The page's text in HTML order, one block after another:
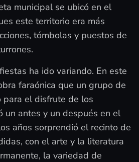
municipal se ubicó en el
este territorio era más
tómbolas y puestos de
ha ido variando. En este
faraónica que un grupo de
para el disfrute de los
un antes y un después en el
años sorprendió el recinto de
con el arte y la literatura
la variedad de